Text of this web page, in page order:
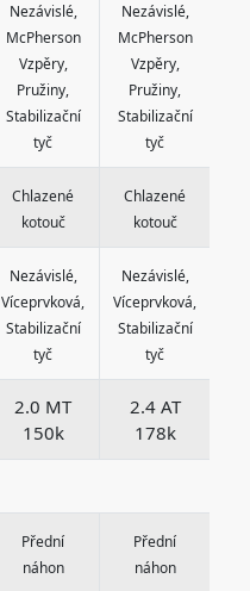
Nezávislé,
McPherson
Vzpěry,
Pružiny,
Stabilizační
tyč
Nezávislé,
McPherson
Vzpěry,
Pružiny,
Stabilizační
tyč
Chlazené
kotouč
Chlazené
kotouč
Nezávislé,
Víceprvková,
Stabilizační
tyč
Nezávislé,
Víceprvková,
Stabilizační
tyč
2.0 MT
150k
2.4 AT
178k
Přední
náhon
Přední
náhon